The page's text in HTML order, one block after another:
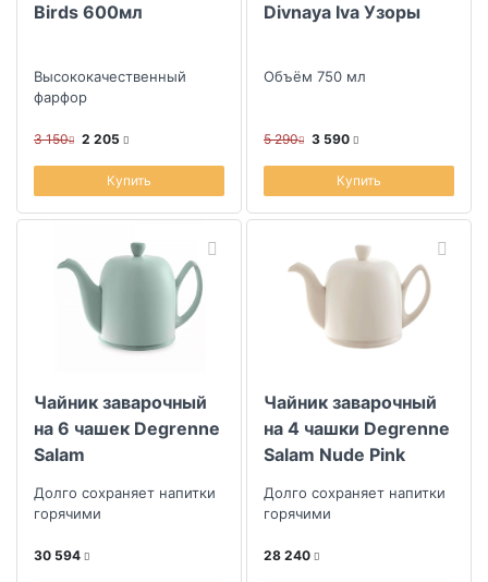
Birds 600мл
Высококачественный
фарфор
3 150 2 205
Купить
Divnaya Iva Узоры
Объём 750 мл
5 290 3 590
Купить
Чайник заварочный
на 6 чашек Degrenne
Salam
Долго сохраняет напитки
горячими
30 594
Чайник заварочный
на 4 чашки Degrenne
Salam Nude Pink
Долго сохраняет напитки
горячими
28 240